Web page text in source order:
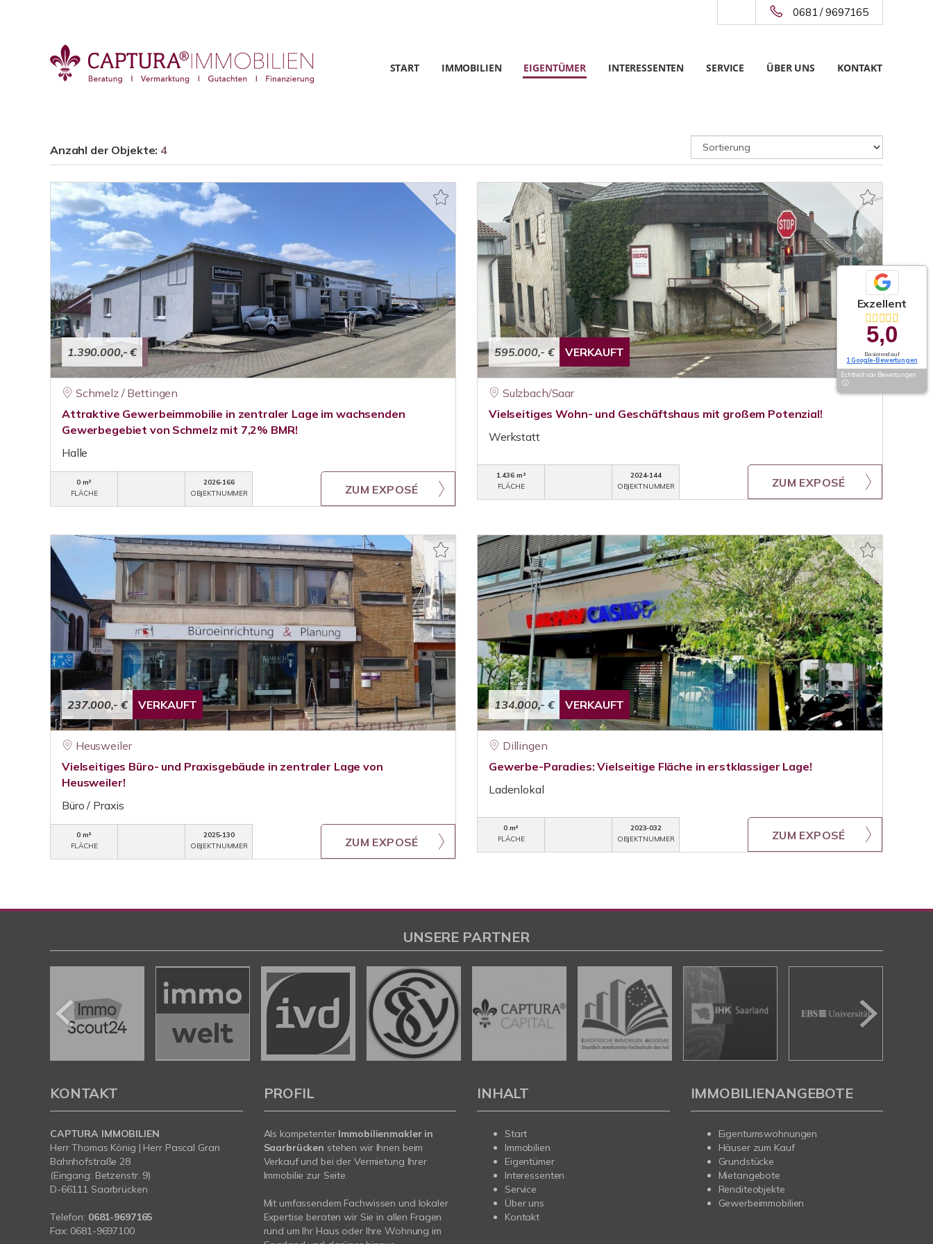
0681 / 9697165
START IMMOBILIEN EIGENTÜMER INTERESSENTEN SERVICE ÜBER UNS KONTAKT
Anzahl der Objekte: 4
1.390.000,- €
Schmelz / Bettingen
Attraktive Gewerbeimmobilie in zentraler Lage im wachsenden
Gewerbegebiet von Schmelz mit 7,2% BMR!
Halle
0 m²
FLÄCHE
2026-166
OBJEKTNUMMER
ZUM EXPOSÉ
595.000,- € VERKAUFT
Sulzbach/Saar
Vielseitiges Wohn- und Geschäftshaus mit großem Potenzial!
Werkstatt
1.436 m²
FLÄCHE
2024-144
OBJEKTNUMMER
ZUM EXPOSÉ
237.000,- € VERKAUFT
Heusweiler
Vielseitiges Büro- und Praxisgebäude in zentraler Lage von
Heusweiler!
Büro / Praxis
0 m²
FLÄCHE
2025-130
OBJEKTNUMMER
ZUM EXPOSÉ
134.000,- € VERKAUFT
Dillingen
Gewerbe-Paradies: Vielseitige Fläche in erstklassiger Lage!
Ladenlokal
0 m²
FLÄCHE
2023-032
OBJEKTNUMMER
ZUM EXPOSÉ
Exzellent
5,0
Basierend auf
1 Google-Bewertungen
Echtheit von Bewertungen
UNSERE PARTNER
KONTAKT
CAPTURA IMMOBILIEN
Herr Thomas König | Herr Pascal Gran
Bahnhofstraße 28
(Eingang: Betzenstr. 9)
D-66111 Saarbrücken
Telefon: 0681-9697165
Fax: 0681-9697100
PROFIL
Als kompetenter Immobilienmakler in
Saarbrücken stehen wir Ihnen beim
Verkauf und bei der Vermietung Ihrer
Immobilie zur Seite.
Mit umfassendem Fachwissen und lokaler
Expertise beraten wir Sie in allen Fragen
rund um Ihr Haus oder Ihre Wohnung im
INHALT
Start
Immobilien
Eigentümer
Interessenten
Service
Über uns
Kontakt
IMMOBILIENANGEBOTE
Eigentumswohnungen
Häuser zum Kauf
Grundstücke
Mietangebote
Renditeobjekte
Gewerbeimmobilien